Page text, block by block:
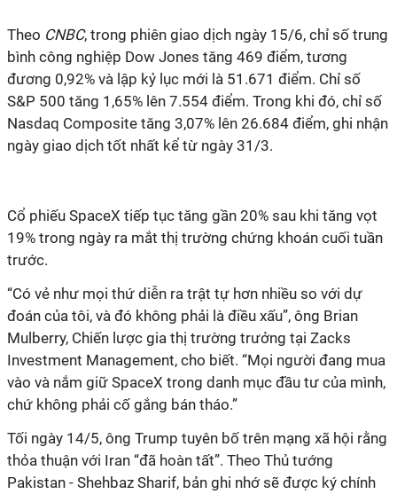
Theo CNBC, trong phiên giao dịch ngày 15/6, chỉ số trung
bình công nghiệp Dow Jones tăng 469 điểm, tương
đương 0,92% và lập kỷ lục mới là 51.671 điểm. Chỉ số
S&P 500 tăng 1,65% lên 7.554 điểm. Trong khi đó, chỉ số
Nasdaq Composite tăng 3,07% lên 26.684 điểm, ghi nhận
ngày giao dịch tốt nhất kể từ ngày 31/3.
Cổ phiếu SpaceX tiếp tục tăng gần 20% sau khi tăng vọt
19% trong ngày ra mắt thị trường chứng khoán cuối tuần
trước.
“Có vẻ như mọi thứ diễn ra trật tự hơn nhiều so với dự
đoán của tôi, và đó không phải là điều xấu”, ông Brian
Mulberry, Chiến lược gia thị trường trưởng tại Zacks
Investment Management, cho biết. “Mọi người đang mua
vào và nắm giữ SpaceX trong danh mục đầu tư của mình,
chứ không phải cố gắng bán tháo.”
Tối ngày 14/5, ông Trump tuyên bố trên mạng xã hội rằng
thỏa thuận với Iran “đã hoàn tất”. Theo Thủ tướng
Pakistan - Shehbaz Sharif, bản ghi nhớ sẽ được ký chính